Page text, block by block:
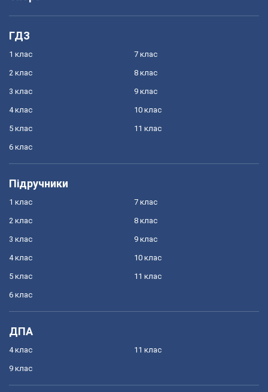
ГДЗ
1 клас
2 клас
3 клас
4 клас
5 клас
6 клас
7 клас
8 клас
9 клас
10 клас
11 клас
Підручники
1 клас
2 клас
3 клас
4 клас
5 клас
6 клас
7 клас
8 клас
9 клас
10 клас
11 клас
ДПА
4 клас
9 клас
11 клас